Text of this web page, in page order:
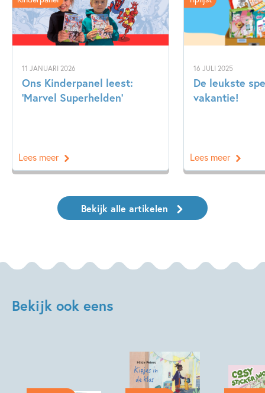
11 JANUARI 2026
Ons Kinderpanel leest:
‘Marvel Superhelden’
Lees meer
16 JULI 2025
De leukste
vakantie!
Lees meer
Bekijk alle artikelen
Bekijk ook eens